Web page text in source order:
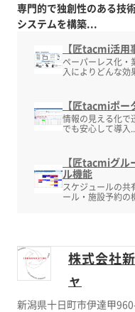
専門的で独創性のある技
システムを構築...
【匠tacmi活
ペーパーレス化・
入によりどんな効
【匠tacmiポ
情報の見える化で
でも安心して導入
【匠tacmiグ
ル機能
スケジュールの共
ール・施設予約の
株式会社
ャ
新潟県十日町市伊達甲